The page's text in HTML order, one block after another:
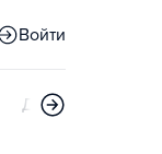
Войти
Дни открытых